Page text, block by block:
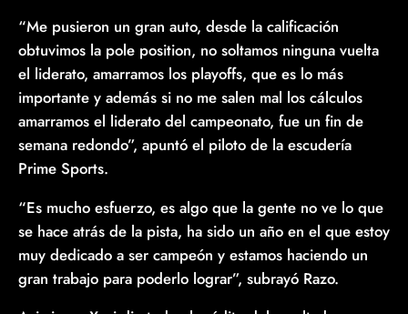
“Me pusieron un gran auto, desde la calificación
obtuvimos la pole position, no soltamos ninguna vuelta
el liderato, amarramos los playoffs, que es lo más
importante y además si no me salen mal los cálculos
amarramos el liderato del campeonato, fue un fin de
semana redondo”, apuntó el piloto de la escudería
Prime Sports.
“Es mucho esfuerzo, es algo que la gente no ve lo que
se hace atrás de la pista, ha sido un año en el que estoy
muy dedicado a ser campeón y estamos haciendo un
gran trabajo para poderlo lograr”, subrayó Razo.